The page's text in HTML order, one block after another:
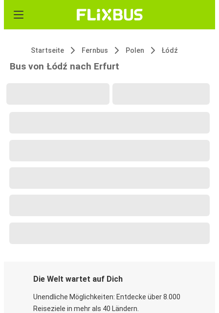
Startseite Fernbus Polen Łódź
Bus von Łódź nach Erfurt
Die Welt wartet auf Dich
Unendliche Möglichkeiten: Entdecke über 8.000
Reiseziele in mehr als 40 Ländern.